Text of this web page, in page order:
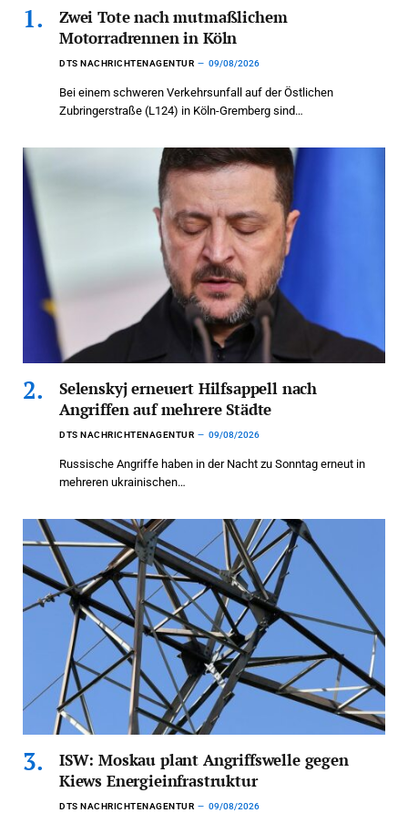
Zwei Tote nach mutmaßlichem
Motorradrennen in Köln
DTS NACHRICHTENAGENTUR 09/08/2026
Bei einem schweren Verkehrsunfall auf der Östlichen
Zubringerstraße (L124) in Köln-Gremberg sind…
Selenskyj erneuert Hilfsappell nach
Angriffen auf mehrere Städte
DTS NACHRICHTENAGENTUR 09/08/2026
Russische Angriffe haben in der Nacht zu Sonntag erneut in
mehreren ukrainischen…
ISW: Moskau plant Angriffswelle gegen
Kiews Energieinfrastruktur
DTS NACHRICHTENAGENTUR 09/08/2026